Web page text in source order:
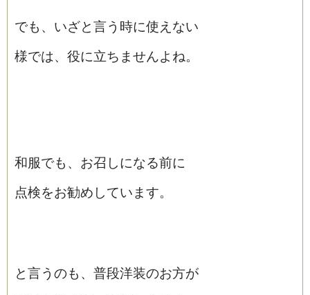
でも、いざと言う時に使えない
様では、役に立ちませんよね。
和服でも、お召しになる前に
点検をお勧めしています。
と言うのも、普段洋装のお方が